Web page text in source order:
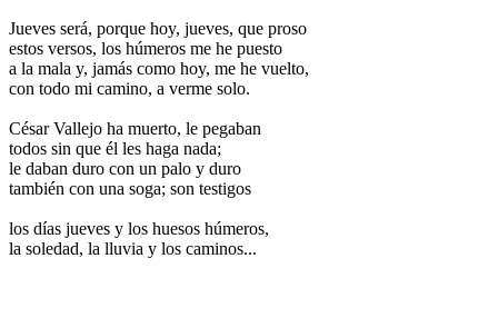
Jueves será, porque hoy, jueves, que proso
estos versos, los húmeros me he puesto
a la mala y, jamás como hoy, me he vuelto,
con todo mi camino, a verme solo.
César Vallejo ha muerto, le pegaban
todos sin que él les haga nada;
le daban duro con un palo y duro
también con una soga; son testigos
los días jueves y los huesos húmeros,
la soledad, la lluvia y los caminos...